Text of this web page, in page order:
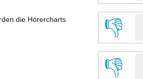
👎
👎
die Hörercharts